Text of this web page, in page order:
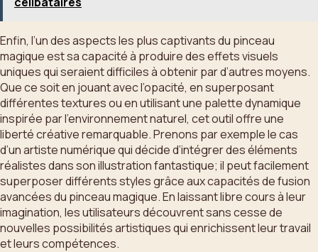
Enfin, l’un des aspects les plus captivants du pinceau
magique est sa capacité à produire des effets visuels
uniques qui seraient difficiles à obtenir par d’autres moyens.
Que ce soit en jouant avec l’opacité, en superposant
différentes textures ou en utilisant une palette dynamique
inspirée par l’environnement naturel, cet outil offre une
liberté créative remarquable. Prenons par exemple le cas
d’un artiste numérique qui décide d’intégrer des éléments
réalistes dans son illustration fantastique; il peut facilement
superposer différents styles grâce aux capacités de fusion
avancées du pinceau magique. En laissant libre cours à leur
imagination, les utilisateurs découvrent sans cesse de
nouvelles possibilités artistiques qui enrichissent leur travail
et leurs compétences.